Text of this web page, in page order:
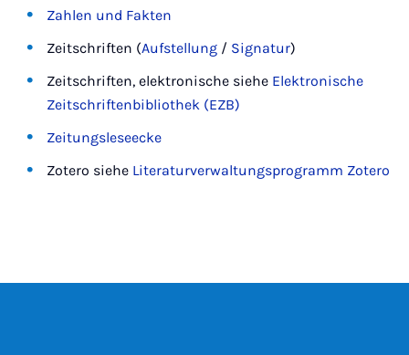
Zahlen und Fakten
Zeitschriften (Aufstellung / Signatur)
Zeitschriften, elektronische siehe Elektronische
Zeitschriftenbibliothek (EZB)
Zeitungsleseecke
Zotero siehe Literaturverwaltungsprogramm Zotero